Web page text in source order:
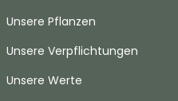
Unsere Pflanzen
Unsere Verpflichtungen
Unsere Werte